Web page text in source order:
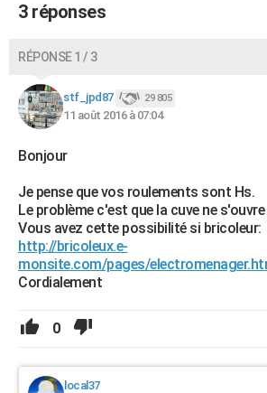
Carte de Noël
Carte Bonne année
Carte Saint-Valentin
Carte Pâques
Carte d'anniversaire
DICTIONNAIRE
PROGRAMME TV
COPAINS D'AVANT
S'inscrire
Se connecter
Lycées
Collèges
Primaires
Universités
Entreprises
Service militaire
Avis de recherche
AVIS DE DÉCÈS
FORUM
Bricolage
Lifestyle
Culture
Sport
Auto
Television
Voyage
Cinema
3 réponses
RÉPONSE 1 / 3
stf_jpd87 29 805
11 août 2016 à 07:04
Bonjour
Je pense que vos roulements sont Hs.
Le problème c'est que la cuve ne
Vous avez cette possibilité si bricoleur:
http://bricoleux.e-
monsite.com/pages/
Cordialement
0
local37